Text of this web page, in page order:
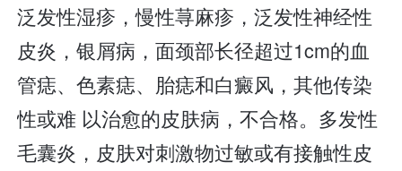
泛发性湿疹，慢性荨麻疹，泛发性神经性
皮炎，银屑病，面颈部长径超过1cm的血
管痣、色素痣、胎痣和白癜风，其他传染
性或难 以治愈的皮肤病，不合格。多发性
毛囊炎，皮肤对刺激物过敏或有接触性皮